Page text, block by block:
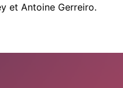
et Antoine Gerreiro.